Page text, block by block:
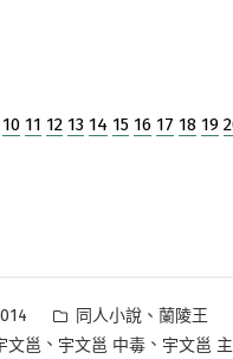
10 11 12 13 14 15 16 17 18 19
分
類:
同人小說 、 蘭陵王
文邕 、 宇文邕 中毒 、 宇文邕